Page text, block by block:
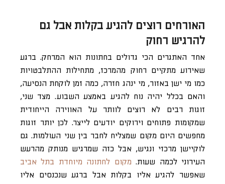
האורחים רוצים להגיע בקלות אבל גם
להרגיש רחוק
אחד האתגרים הכי גדולים בחתונות הוא המרחק. ברגע
שאירוע מתקיים רחוק מהמרכז, מתחילות ההתלבטויות
כמו מי ישן באזור, מי ינהג חזרה, כמה זמן לוקחת הנסיעה,
והאם בכלל יהיה נוח להגיע באמצע השבוע. מצד שני,
זוגות רבים לא רוצים לוותר על האווירה הייחודית
שמקומות פתוחים וירוקים יודעים לייצר. לכן יותר זוגות
מחפשים היום מקום שמצליח לחבר בין שני העולמות. גם
לוקיישן מרכזי ונגיש, אבל כזה שמרגיש מנותק מהרעש
העירוני לכמה שעות. מקום לחתונה מיוחדת בתל אביב
שאפשר להגיע אליו בקלות אבל ברגע שנכנסים אליו